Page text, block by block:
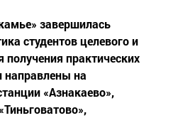
завершилась
студентов целевого и
практических
на
«Азнакаево»,